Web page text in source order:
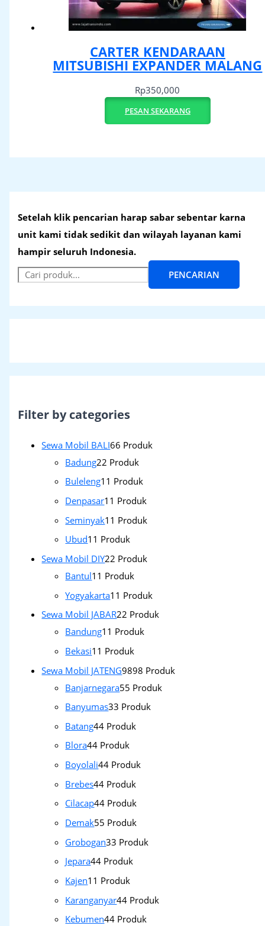
Setelah klik pencarian harap sabar sebentar karna
unit kami tidak sedikit dan wilayah layanan kami
hampir seluruh Indonesia.
PENCARIAN
Filter by categories
Sewa Mobil BALI66 Produk
Badung22 Produk
Buleleng1 1 Produk
Denpasar1 1 Produk
Seminyak1 1 Produk
Ubud1 1 Produk
Sewa Mobil DIY22 Produk
Bantul1 1 Produk
Yogyakarta1 1 Produk
Sewa Mobil JABAR22 Produk
Bandung1 1 Produk
Bekasi1 1 Produk
Sewa Mobil JATENG9898 Produk
Banjarnegara55 Produk
Banyumas33 Produk
Batang44 Produk
Blora44 Produk
Boyolali44 Produk
Brebes44 Produk
Cilacap44 Produk
Demak55 Produk
Grobogan33 Produk
Jepara44 Produk
Kajen1 1 Produk
Karanganyar44 Produk
Kebumen44 Produk
CARTER KENDARAAN
MITSUBISHI EXPANDER MALANG
Rp350,000
PESAN SEKARANG